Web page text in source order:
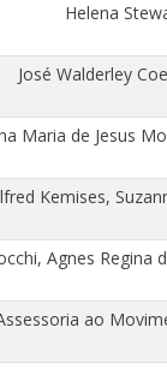
Helena
José Walderley
Maria de Jesus
Kemises,
Agnes Regina
ao